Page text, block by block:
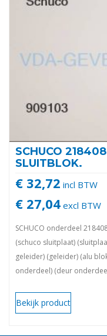
SCHUCO
SLUITBLOK.
€ 32,72 incl BTW
€ 27,04 excl BTW
SCHUCO onderdeel
(schuco sluitplaat)
geleider) (geleider) (alu
onderdeel) (deur
Bekijk product